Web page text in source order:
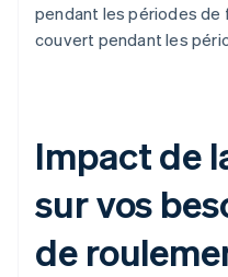
pendant les périodes
couvert pendant les
Impact de
sur vos
de